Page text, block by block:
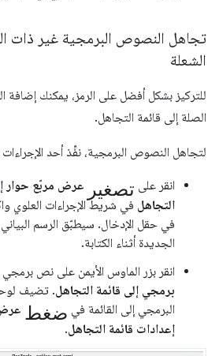
تجاهل النصوص البرمجية غير ذات
الشعلة
للتركيز بشكل أفضل على الرمز، يمكنك
الصلة إلى قائمة التجاهل.
لتجاهل النصوص البرمجية، نفِّذ أحد الإجراءات
انقر على تصغير
عرض مربّع حوار
التجاهل في شريط الإجراءات العلوي
في حقل الإدخال. سيطبّق الرسم البياني
الجديدة أثناء الكتابة.
انقر بزر الماوس الأيمن على نص برمجي
برمجي إلى قائمة التجاهل. تضيف
البرمجي إلى القائمة في ضغط
إعدادات قائمة التجاهل.